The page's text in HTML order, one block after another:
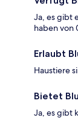
Ja, es gibt
haben von
Erlaubt
Haustiere
Bietet
Ja, es gibt